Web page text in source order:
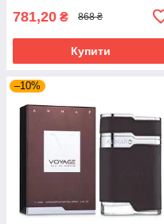
781,20 ₴ 868 ₴
Купити
–10%